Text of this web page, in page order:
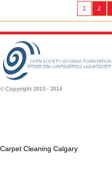
1 2
© Copyright 2013 - 2014
Carpet Cleaning Calgary